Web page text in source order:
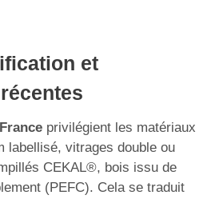
et
privilégient les matériaux
labellisé, vitrages double ou
CEKAL®, bois issu de
(PEFC). Cela se traduit